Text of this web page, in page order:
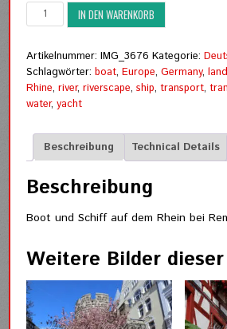
Boot
und
auf
dem
Rhein
bei
Menge
IN DEN WARENKORB
Artikelnummer:IMG_3676 Kategorie:
Schlagwörter:boat,Europe,Germany,
Rhine,river,riverscape,ship,transport,
water,yacht
Beschreibung Technical Details
Beschreibung
Boot und Schiff auf dem Rhein bei
Weitere Bilder